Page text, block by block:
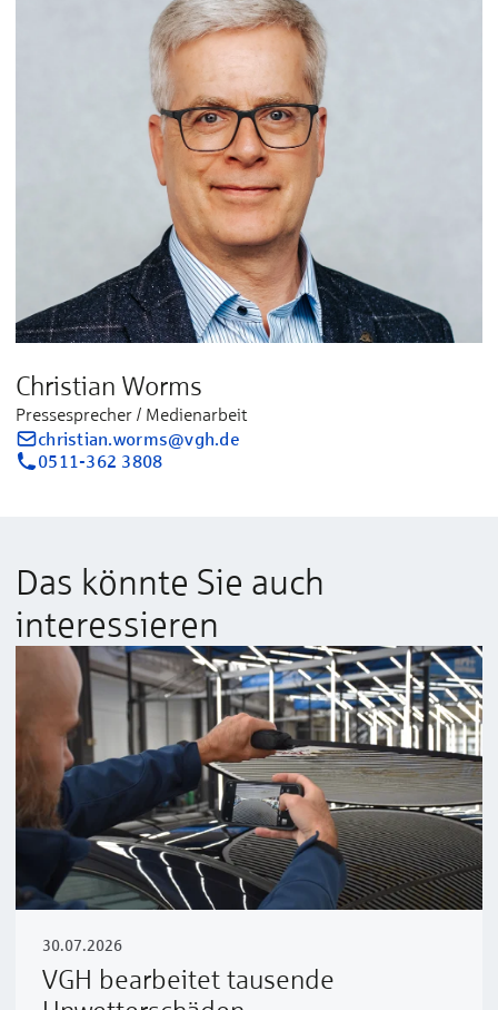
Christian Worms
Pressesprecher / Medienarbeit
christian.worms@vgh.de
0511-362 3808
Das könnte Sie auch
interessieren
30.07.2026
VGH bearbeitet tausende